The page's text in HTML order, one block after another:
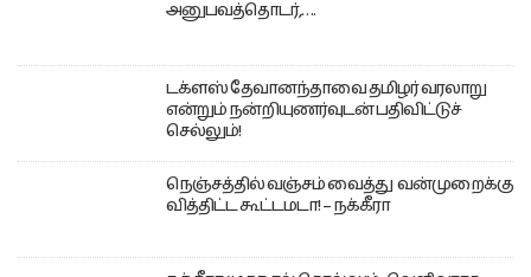
அனுபவத்தொடர்,….
டக்ளஸ் தேவானந்தாவை தமிழர் வரலாறு
என்றும் நன்றியுணர்வுடன் பதிவிட்டுச்
செல்லும்!
நெஞ்சத்தில் வஞ்சம் வைத்து வன்முறைக்கு
வித்திட்ட கூட்டமடா! – நக்கீரா